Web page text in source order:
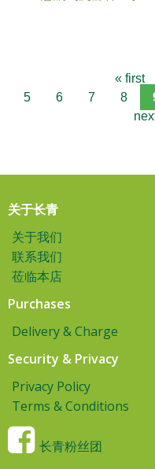
« first
5
6 7 8
关于长青
关于我们
联系我们
莅临本店
Purchases
Delivery & Charge
Security & Privacy
Privacy Policy
Terms & Conditions
长青粉丝团